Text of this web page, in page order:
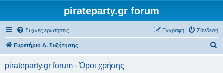
pirateparty.gr forum
Συχνές ερωτήσεις Σύνδεση
Εγγραφή
Ευρετήριο Δ. Συζήτησης
pirateparty.gr forum - Όροι χρήσης